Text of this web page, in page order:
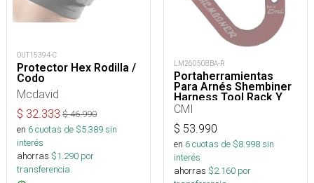
OUT15394-C
Protector Hex Rodilla /
Codo
Mcdavid
$ 32.333 $46.990
en 6cuotas de $5.389sin
interés
ahorras $1.290 por
transferencia.
LM260508BA-R
Portaherramientas
Para Arnés Shembiner
Harness Tool Rack Y
Arborismo
CMI
$ 53.990
en 6cuotas de $8.998sin
interés
ahorras $2.160 por